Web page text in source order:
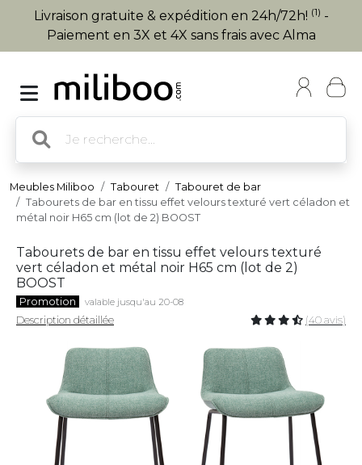
Livraison gratuite & expédition en 24h/72h! (1) -
Paiement en 3X et 4X sans frais avec Alma
Meubles Miliboo Tabouret
Tabouret de bar
Tabourets de bar en tissu effet velours texturé vert céladon et
métal noir H65 cm (lot de 2) BOOST
Tabourets de bar en tissu effet velours texturé
vert céladon et métal noir H65 cm (lot de 2)
BOOST
Promotion valable jusqu'au 20-08
Description détaillée (40 avis)